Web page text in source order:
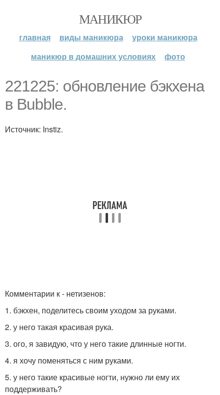
МАНИКЮР
главная виды маникюра
уроки маникюра
маникюр в домашних условиях
фото
221225: обновление бэкхена
в Bubble.
Источник: Instiz.
Комментарии к - нетизенов:
1. бэкхен, поделитесь своим уходом за руками.
2. у него такая красивая рука.
3. ого, я завидую, что у него такие длинные ногти.
4. я хочу поменяться с ним руками.
5. у него такие красивые ногти, нужно ли ему их
поддерживать?